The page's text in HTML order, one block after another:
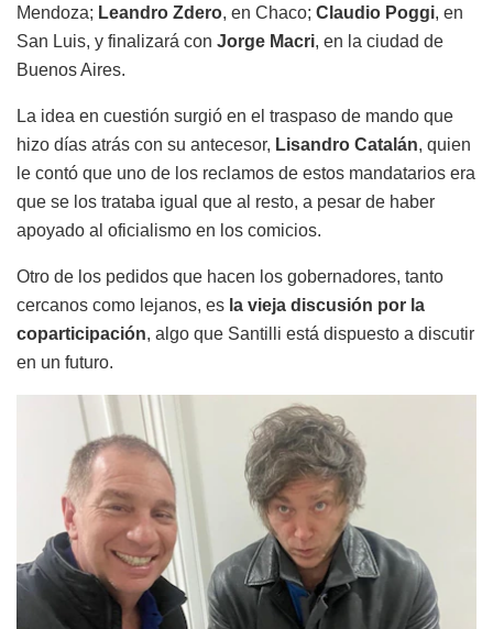
Mendoza; Leandro Zdero, en Chaco; Claudio Poggi, en
San Luis, y finalizará con Jorge Macri, en la ciudad de
Buenos Aires.
La idea en cuestión surgió en el traspaso de mando que
hizo días atrás con su antecesor, Lisandro Catalán, quien
le contó que uno de los reclamos de estos mandatarios era
que se los trataba igual que al resto, a pesar de haber
apoyado al oficialismo en los comicios.
Otro de los pedidos que hacen los gobernadores, tanto
cercanos como lejanos, es la vieja discusión por la
coparticipación, algo que Santilli está dispuesto a discutir
en un futuro.